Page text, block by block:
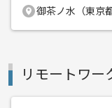
御茶ノ水（東京都
リモートワー